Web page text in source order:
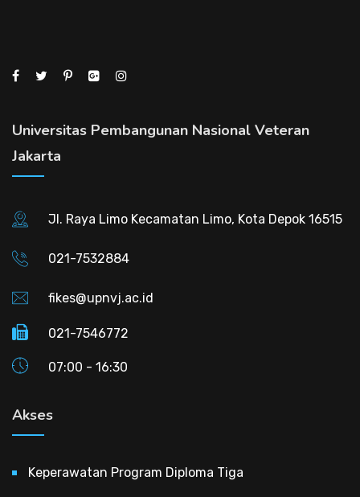
Universitas Pembangunan Nasional Veteran
Jakarta
Jl. Raya Limo Kecamatan Limo, Kota Depok 16515
021-7532884
fikes@upnvj.ac.id
021-7546772
07:00 - 16:30
Akses
Keperawatan Program Diploma Tiga